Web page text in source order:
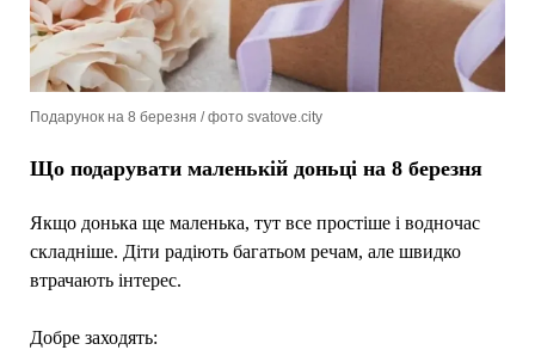
Подарунок на 8 березня / фото svatove.city
Що подарувати маленькій доньці на 8 березня
Якщо донька ще маленька, тут все простіше і водночас
складніше. Діти радіють багатьом речам, але швидко
втрачають інтерес.
Добре заходять: